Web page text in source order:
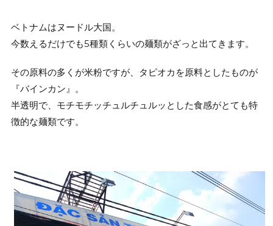
ベトナムはヌードル大国。
今数えるだけでも5種類くらいの麺類がざっと出てきます。
その原料の多くが米粉ですが、タピオカを原料としたものが
『バインカン』。
半透明で、モチモチッチュルチュルッとした食感がとても特
徴的な麺類です。